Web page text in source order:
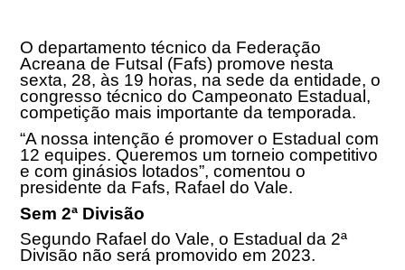
O departamento técnico da Federação
Acreana de Futsal (Fafs) promove nesta
sexta, 28, às 19 horas, na sede da entidade, o
congresso técnico do Campeonato Estadual,
competição mais importante da temporada.
“A nossa intenção é promover o Estadual com
12 equipes. Queremos um torneio competitivo
e com ginásios lotados”, comentou o
presidente da Fafs, Rafael do Vale.
Sem 2ª Divisão
Segundo Rafael do Vale, o Estadual da 2ª
Divisão não será promovido em 2023.